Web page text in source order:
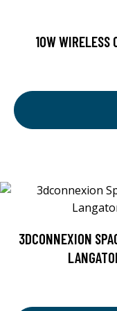
10W WIRELESS
3DCONNEXION